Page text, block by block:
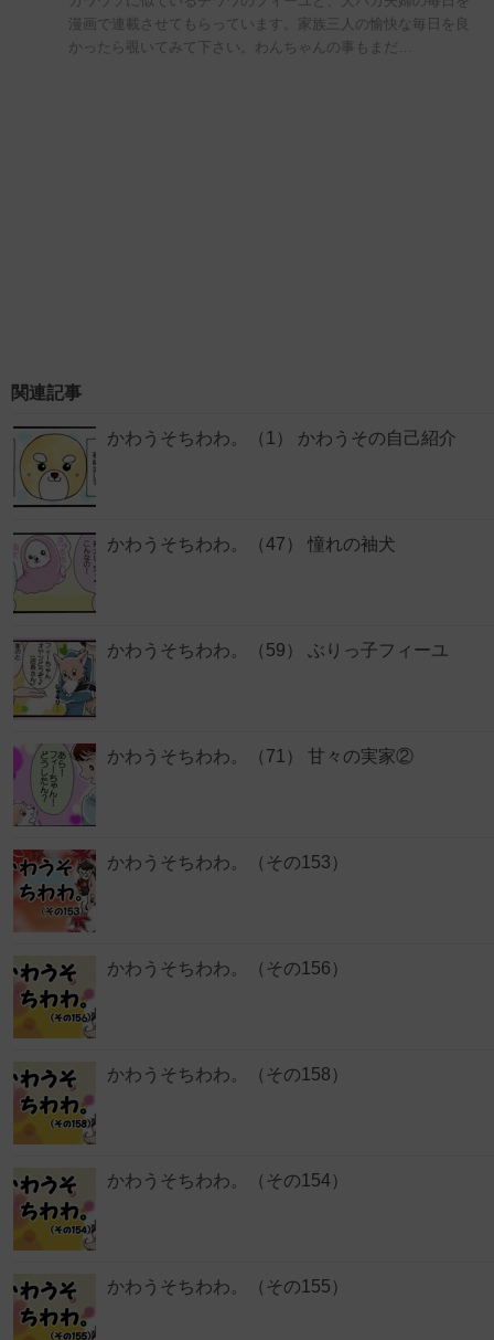
漫画で連載させてもらっています。家族三人の愉快な毎日を良
かったら覗いてみて下さい。わんちゃんの事もまだ…
関連記事
かわうそちわわ。（1） かわうその自己紹介
かわうそちわわ。（47） 憧れの袖犬
かわうそちわわ。（59） ぶりっ子フィーユ
かわうそちわわ。（71） 甘々の実家②
かわうそちわわ。（その153）
かわうそちわわ。（その156）
かわうそちわわ。（その158）
かわうそちわわ。（その154）
かわうそちわわ。（その155）